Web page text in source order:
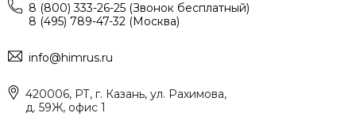
8 (800) 333-26-25 (Звонок бесплатный)
8 (495) 789-47-32 (Москва)
info@himrus.ru
420006, РТ, г. Казань, ул. Рахимова,
д. 59Ж, офис 1